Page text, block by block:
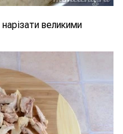
великими